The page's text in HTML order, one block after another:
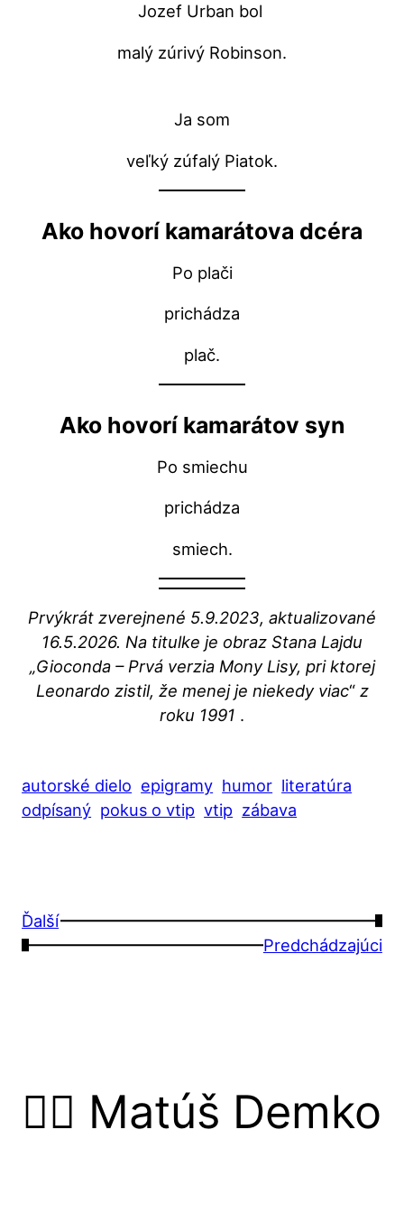
Jozef Urban bol
malý zúrivý Robinson.
Ja som
veľký zúfalý Piatok.
Ako hovorí kamarátova dcéra
Po plači
prichádza
plač.
Ako hovorí kamarátov syn
Po smiechu
prichádza
smiech.
Prvýkrát zverejnené 5.9.2023, aktualizované
16.5.2026. Na titulke je obraz Stana Lajdu
„Gioconda – Prvá verzia Mony Lisy, pri ktorej
Leonardo zistil, že menej je niekedy viac“ z
roku 1991 .
autorské dielo epigramy humor literatúra
odpísaný pokus o vtip vtip zábava
Ďalší
→
←
Predchádzajúci
🙋‍♂️ Matúš Demko